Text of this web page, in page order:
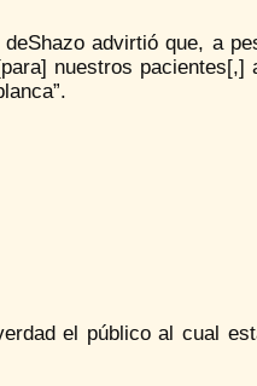
advirtió que, a
nuestros pacientes[,]
el público al cual